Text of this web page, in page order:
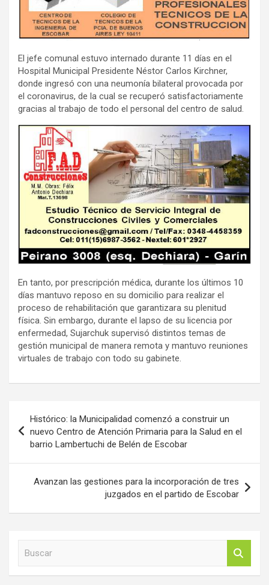
El jefe comunal estuvo internado durante 11 días en el
Hospital Municipal Presidente Néstor Carlos Kirchner,
donde ingresó con una neumonía bilateral provocada por
el coronavirus, de la cual se recuperó satisfactoriamente
gracias al trabajo de todo el personal del centro de salud.
En tanto, por prescripción médica, durante los últimos 10
días mantuvo reposo en su domicilio para realizar el
proceso de rehabilitación que garantizara su plenitud
física. Sin embargo, durante el lapso de su licencia por
enfermedad, Sujarchuk supervisó distintos temas de
gestión municipal de manera remota y mantuvo reuniones
virtuales de trabajo con todo su gabinete.
de
entradas
Histórico: la Municipalidad comenzó a construir un
nuevo Centro de Atención Primaria para la Salud en el
barrio Lambertuchi de Belén de Escobar
Avanzan las gestiones para la incorporación de tres
juzgados en el partido de Escobar